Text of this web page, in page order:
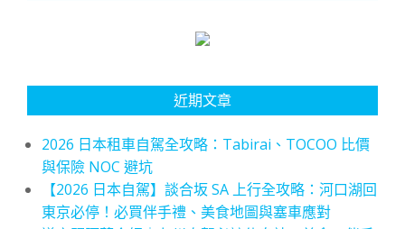
近期文章
2026 日本租車自駕全攻略：Tabirai、TOCOO 比價
與保險 NOC 避坑
【2026 日本自駕】談合坂 SA 上行全攻略：河口湖回
東京必停！必買伴手禮、美食地圖與塞車應對